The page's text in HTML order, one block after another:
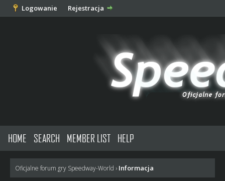
Logowanie Rejestracja
HOME SEARCH MEMBER LIST HELP
Oficjalne forum gry Speedway-World › Informacja